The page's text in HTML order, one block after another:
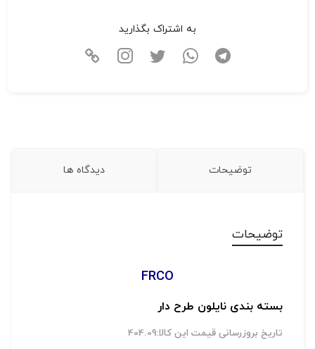
به اشتراک بگذارید
توضیحات دیدگاه ها
توضیحات
FRCO
بسته بندی نایلون طرح دار
تاریخ بروزرسانی قیمت این کالا:404.09